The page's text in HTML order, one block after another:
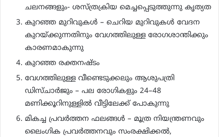
ചലനങ്ങളും- ശസ്ത്രക്രിയ മെച്ചപ്പെടുത്തുന്നു കൃത്യത
കുറഞ്ഞ മുറിവുകൾ – ചെറിയ മുറിവുകൾ വേദന
കുറയ്ക്കുന്നതിനും വേഗത്തിലുള്ള രോഗശാന്തിക്കും
കാരണമാകുന്നു
കുറഞ്ഞ രക്തനഷ്ടം
വേഗത്തിലുള്ള വീണ്ടെടുക്കലും ആശുപത്രി
ഡിസ്ചാർജും – പല രോഗികളും 24–48
മണിക്കൂറിനുള്ളിൽ വീട്ടിലേക്ക് പോകുന്നു
മികച്ച പ്രവർത്തന ഫലങ്ങൾ – മൂത്ര നിയന്ത്രണവും
ലൈംഗിക പ്രവർത്തനവും സംരക്ഷിക്കൽ,